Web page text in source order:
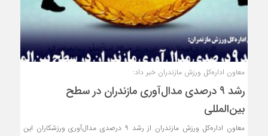
معاون اداره‌کل ورزش مازندران خبر داد:
رشد ۹ درصدی مدال‌آوری مازندران در سطح
بین‌المللی
معاون اداره‌کل ورزش مازندران از رشد ۹ درصدی مدال‌آوری ورزشکاران این